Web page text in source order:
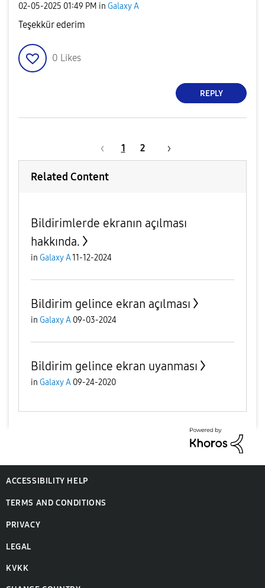
‎02-05-2025 01:49 PM in Galaxy A
Teşekkür ederim
0 Likes
REPLY
1 2
Related Content
Bildirimlerde ekranın açılması
hakkında.
in Galaxy A11-12-2024
Bildirim gelince ekran açılması
in Galaxy A 09-03-2024
Bildirim gelince ekran uyanması
in Galaxy A 09-24-2020
ACCESSIBILITY HELP
TERMS AND CONDITIONS
PRIVACY
LEGAL
KVKK